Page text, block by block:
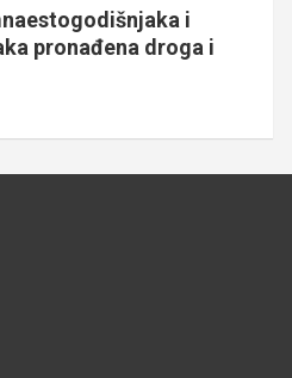
i
pronađena droga i